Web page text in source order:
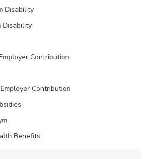
Disability
Disability
Contribution
Contribution
Benefits